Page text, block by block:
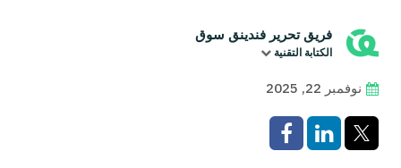
فريق تحرير فندينق سوق
الكتابة التقنية
نوفمبر 22, 2025